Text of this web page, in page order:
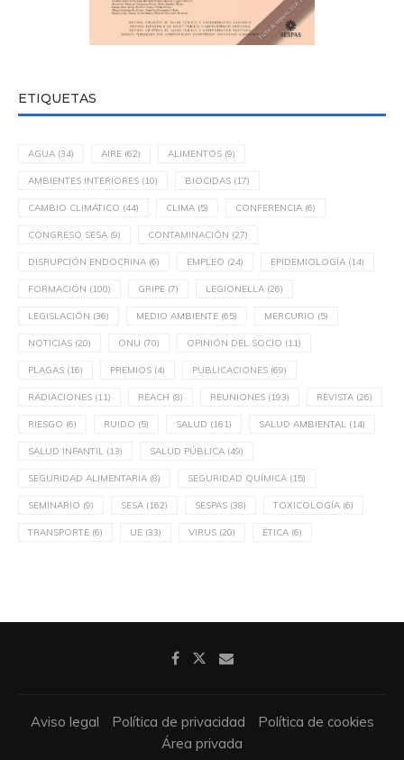
ETIQUETAS
AGUA (34) AIRE (62) ALIMENTOS (9)
AMBIENTES INTERIORES (10) BIOCIDAS (17)
CAMBIO CLIMÁTICO (44) CLIMA (5) CONFERENCIA (6)
CONGRESO SESA (9) CONTAMINACIÓN (27)
DISRUPCIÓN ENDOCRINA (6) EMPLEO (24) EPIDEMIOLOGÍA (14)
FORMACIÓN (100) GRIPE (7) LEGIONELLA (26)
LEGISLACIÓN (36) MEDIO AMBIENTE (65) MERCURIO (5)
NOTICIAS (20) ONU (70) OPINIÓN DEL SOCIO (11)
PLAGAS (16) PREMIOS (4) PUBLICACIONES (69)
RADIACIONES (11) REACH (8) REUNIONES (193) REVISTA (26)
RIESGO (6) RUIDO (5) SALUD (161) SALUD AMBIENTAL (14)
SALUD INFANTIL (13) SALUD PÚBLICA (49)
SEGURIDAD ALIMENTARIA (8) SEGURIDAD QUÍMICA (15)
SEMINARIO (9) SESA (162) SESPAS (38) TOXICOLOGÍA (6)
TRANSPORTE (6) UE (33) VIRUS (20) ÉTICA (6)
Aviso legal Política de privacidad
Política de cookies
Área privada